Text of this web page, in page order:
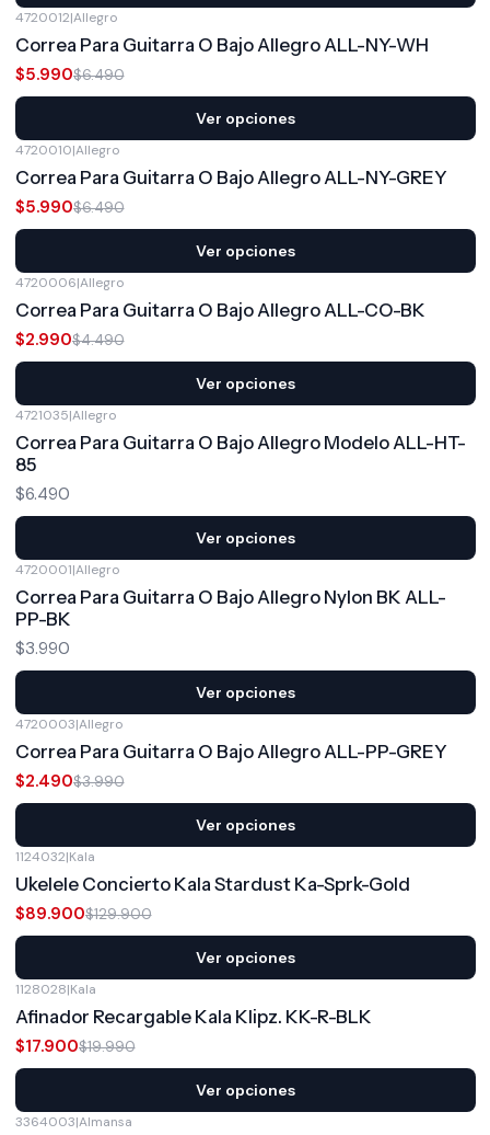
4720012|Allegro
Correa Para Guitarra O Bajo Allegro ALL-NY-WH
$5.990$6.490
Ver opciones
4720010|Allegro
Correa Para Guitarra O Bajo Allegro ALL-NY-GREY
$5.990$6.490
Ver opciones
4720006|Allegro
Correa Para Guitarra O Bajo Allegro ALL-CO-BK
$2.990$4.490
Ver opciones
4721035|Allegro
Correa Para Guitarra O Bajo Allegro Modelo ALL-HT-
85
$6.490
Ver opciones
4720001|Allegro
Correa Para Guitarra O Bajo Allegro Nylon BK ALL-
PP-BK
$3.990
Ver opciones
4720003|Allegro
Correa Para Guitarra O Bajo Allegro ALL-PP-GREY
$2.490$3.990
Ver opciones
1124032|Kala
Ukelele Concierto Kala Stardust Ka-Sprk-Gold
$89.900$129.900
Ver opciones
1128028|Kala
Afinador Recargable Kala Klipz. KK-R-BLK
$17.900$19.990
Ver opciones
3364003|Almansa